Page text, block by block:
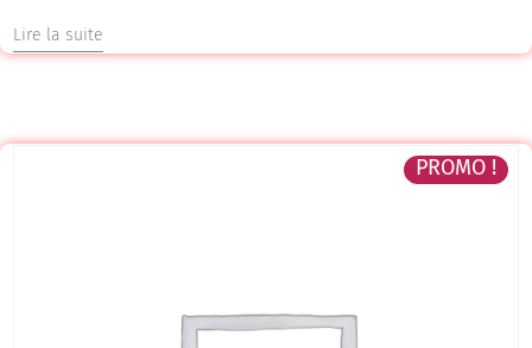
Lire la suite
PROMO !